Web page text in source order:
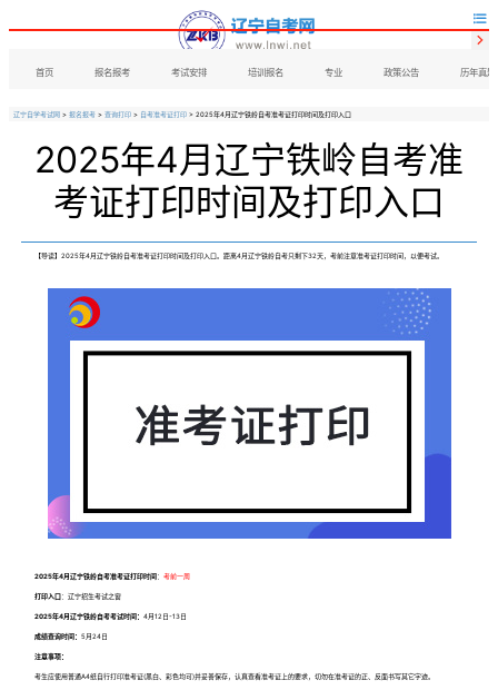

首页 报名报考 考试安排 培训报名 专业 政策公告 历年真题

辽宁自学考试网 > 报名报考 > 查询打印 > 自考准考证打印 > 2025年4月辽宁铁岭自考准考证打印时间及打印入口
2025年4月辽宁铁岭自考准
考证打印时间及打印入口
【导读】2025年4月辽宁铁岭自考准考证打印时间及打印入口。距离4月辽宁铁岭自考只剩下32天，考前注意准考证打印时间，以便考试。
2025年4月辽宁铁岭自考准考证打印时间 ： 考前一周
打印入口：辽宁招生考试之窗
2025年4月辽宁铁岭自考考试时间： 4月12日-13日
成绩查询时间： 5月24日
注意事项：
考生应使用普通A4纸自行打印准考证(黑白、彩色均可)并妥善保存，认真查看准考证上的要求，切勿在准考证的正、反面书写其它字迹。